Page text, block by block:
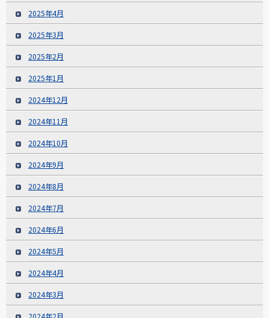
2025年4月
2025年3月
2025年2月
2025年1月
2024年12月
2024年11月
2024年10月
2024年9月
2024年8月
2024年7月
2024年6月
2024年5月
2024年4月
2024年3月
2024年2月